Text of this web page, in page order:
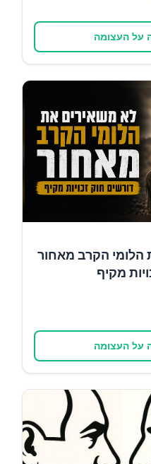
על העצומה
הלומי הקרב מאחור
מקיף
על העצומה